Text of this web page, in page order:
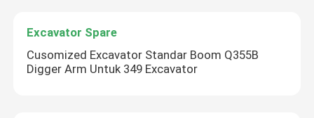
Excavator Spare
Cusomized Excavator Standar Boom Q355B
Digger Arm Untuk 349 Excavator